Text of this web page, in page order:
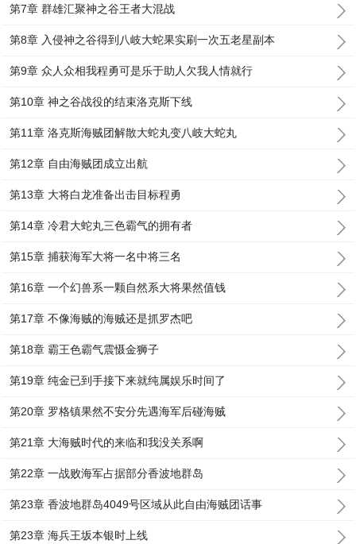
第7章 群雄汇聚神之谷王者大混战
第8章 入侵神之谷得到八岐大蛇果实刷一次五老星副本
第9章 众人众相我程勇可是乐于助人欠我人情就行
第10章 神之谷战役的结束洛克斯下线
第11章 洛克斯海贼团解散大蛇丸变八岐大蛇丸
第12章 自由海贼团成立出航
第13章 大将白龙准备出击目标程勇
第14章 冷君大蛇丸三色霸气的拥有者
第15章 捕获海军大将一名中将三名
第16章 一个幻兽系一颗自然系大将果然值钱
第17章 不像海贼的海贼还是抓罗杰吧
第18章 霸王色霸气震慑金狮子
第19章 纯金已到手接下来就纯属娱乐时间了
第20章 罗格镇果然不安分先遇海军后碰海贼
第21章 大海贼时代的来临和我没关系啊
第22章 一战败海军占据部分香波地群岛
第23章 香波地群岛4049号区域从此自由海贼团话事
第23章 海兵王坂本银时上线